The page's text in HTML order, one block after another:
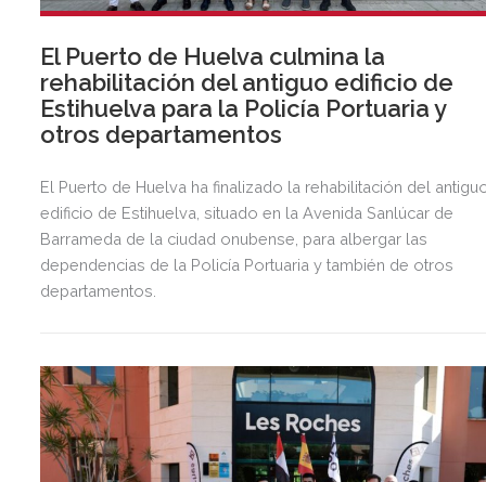
El Puerto de Huelva culmina la
rehabilitación del antiguo edificio de
Estihuelva para la Policía Portuaria y
otros departamentos
El Puerto de Huelva ha finalizado la rehabilitación del
edificio de Estihuelva, situado en la Avenida Sanlúcar de
Barrameda de la ciudad onubense, para albergar las
dependencias de la Policía Portuaria y también de otros
departamentos.